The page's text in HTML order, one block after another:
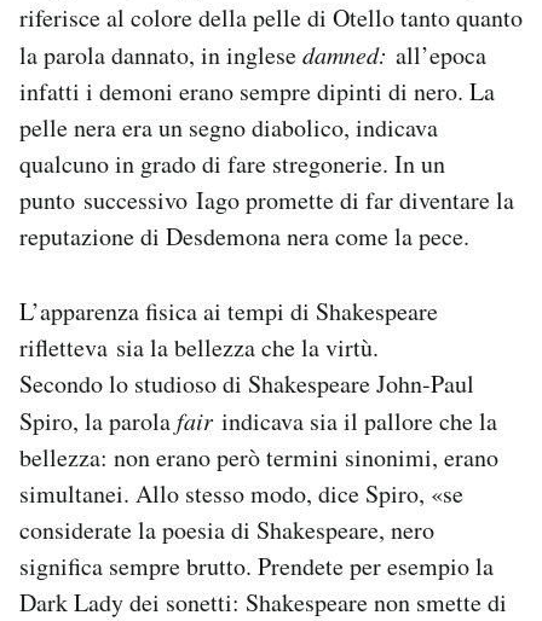
riferisce al colore della pelle di Otello tanto quanto
la parola dannato, in inglesedamned: all’epoca
infatti i demoni erano sempre dipinti di nero. La
pelle nera era un segno diabolico, indicava
qualcuno in grado di fare stregonerie. In un
punto successivo Iago promette di far diventare la
reputazione di Desdemona nera come la pece.
L’apparenza fisica ai tempi di Shakespeare
rifletteva sia la bellezza che la virtù.
Secondo lo studioso di Shakespeare John-Paul
Spiro, la parolafair indicava sia il pallore che la
bellezza: non erano però termini sinonimi, erano
simultanei. Allo stesso modo, dice Spiro, «se
considerate la poesia di Shakespeare, nero
significa sempre brutto. Prendete per esempio la
Dark Lady dei sonetti: Shakespeare non smette di